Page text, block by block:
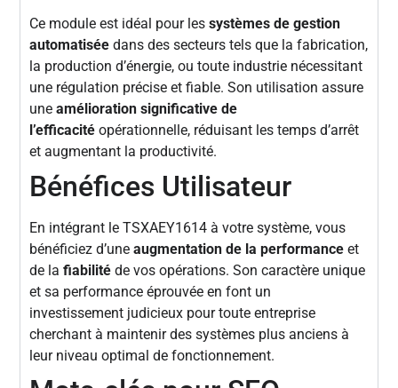
Ce module est idéal pour lessystèmes de gestion
automatisée dans des secteurs tels que la fabrication,
la production d’énergie, ou toute industrie nécessitant
une régulation précise et fiable. Son utilisation assure
uneamélioration significative de
l’efficacité opérationnelle, réduisant les temps d’arrêt
et augmentant la productivité.
Bénéfices Utilisateur
En intégrant le TSXAEY1614 à votre système, vous
bénéficiez d’uneaugmentation de la performance et
de lafiabilité de vos opérations. Son caractère unique
et sa performance éprouvée en font un
investissement judicieux pour toute entreprise
cherchant à maintenir des systèmes plus anciens à
leur niveau optimal de fonctionnement.